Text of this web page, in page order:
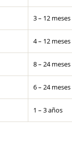
3 – 12 meses
4 – 12 meses
8 – 24 meses
6 – 24 meses
1 – 3 años